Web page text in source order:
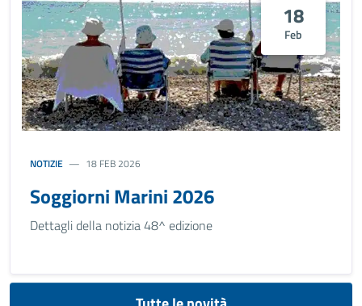
18
Feb
NOTIZIE 18 FEB 2026
Soggiorni Marini 2026
Dettagli della notizia 48^ edizione